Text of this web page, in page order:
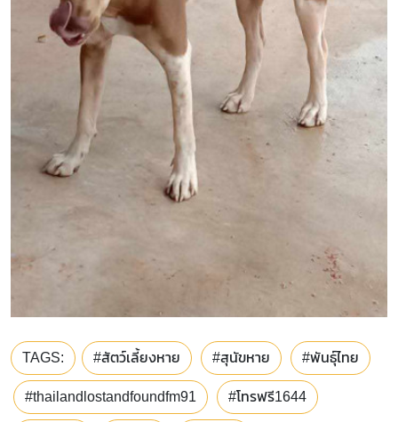
TAGS: #สัตว์เลี้ยงหาย #สุนัขหาย #พันธุ์ไทย
#thailandlostandfoundfm91 #โทรฟรี1644